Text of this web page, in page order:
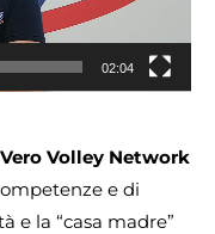
02:04
Vero Volley Network
e di
e la “casa madre”